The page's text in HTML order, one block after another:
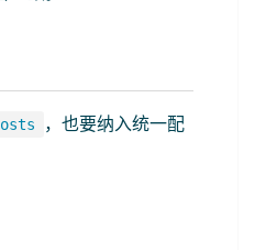
，也要纳入统一配